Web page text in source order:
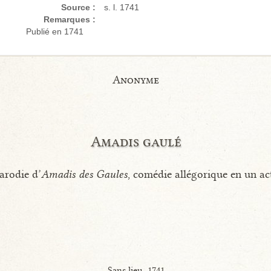
Source :
s. l. 1741
Remarques :
Publié en 1741
Anonyme
Amadis gaulé
d’Amadis des Gaules, comédie allégorique en un